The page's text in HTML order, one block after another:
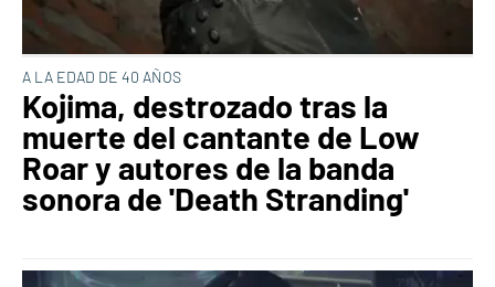
A LA EDAD DE 40 AÑOS
Kojima, destrozado tras la
muerte del cantante de Low
Roar y autores de la banda
sonora de 'Death Stranding'